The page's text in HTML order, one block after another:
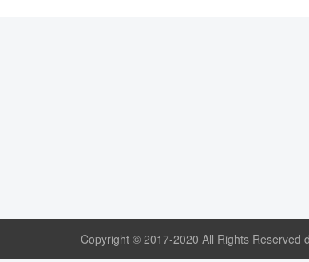
Copyright © 2017-2020 All Rights Reserved